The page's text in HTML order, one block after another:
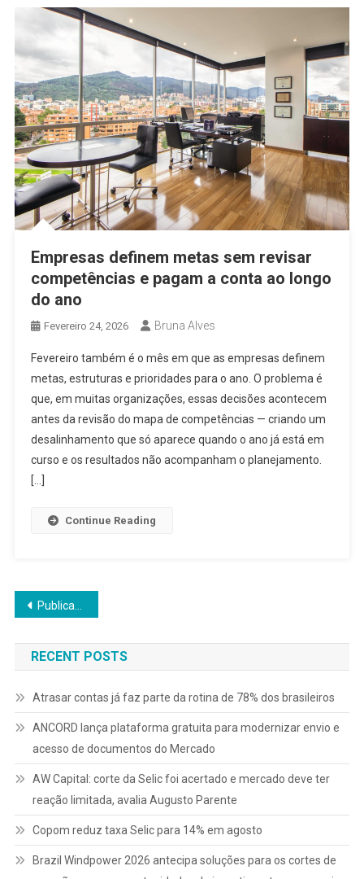
Empresas definem metas sem revisar
competências e pagam a conta ao longo
do ano
Fevereiro 24, 2026 Bruna Alves
Fevereiro também é o mês em que as empresas definem
metas, estruturas e prioridades para o ano. O problema é
que, em muitas organizações, essas decisões acontecem
antes da revisão do mapa de competências — criando um
desalinhamento que só aparece quando o ano já está em
curso e os resultados não acompanham o planejamento.
[…]
Continue Reading
Navegação
por
posts
Publicações mais antigas
RECENT POSTS
Atrasar contas já faz parte da rotina de 78% dos brasileiros
ANCORD lança plataforma gratuita para modernizar envio e
acesso de documentos do Mercado
AW Capital: corte da Selic foi acertado e mercado deve ter
reação limitada, avalia Augusto Parente
Copom reduz taxa Selic para 14% em agosto
Brazil Windpower 2026 antecipa soluções para os cortes de